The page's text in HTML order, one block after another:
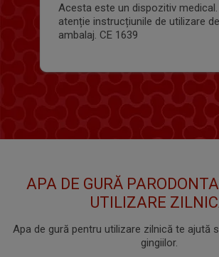
Acesta este un dispozitiv
atenție instrucțiunile de utilizare
ambalaj. CE 1639
APA DE GURĂ
UTILIZARE
Apa de gură pentru utilizare zilnică te ajută
gingiilor.